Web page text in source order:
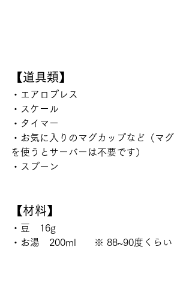
【道具類】
・エアロプレス
・スケール
・タイマー
・お気に入りのマグカップなど（マグ
を使うとサーバーは不要です）
・スプーン
【材料】
・豆　16g
・お湯　200ml      ※ 88~90度くらい